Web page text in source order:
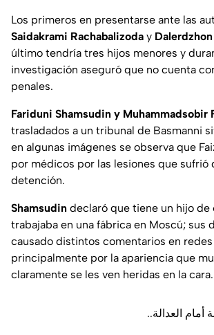
Los primeros en presentarse ante las
Saidakrami Rachabalizoda y
último tendría tres hijos menores y
investigación aseguró que no cuenta
penales.
Fariduni Shamsudin y Muhammadsobir
trasladados a un tribunal de Basmanni
en algunas imágenes se observa que
por médicos por las lesiones que sufrió
detención.
Shamsudin declaró que tiene un hijo de
trabajaba en una fábrica en Moscú; sus
causado distintos comentarios en
principalmente por la apariencia que
claramente se les ven heridas en la cara.
أمام العدالة..